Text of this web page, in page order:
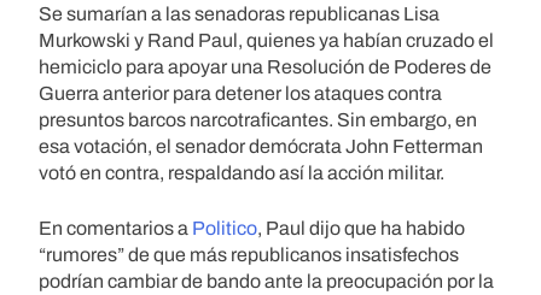
Se sumarían a las senadoras republicanas Lisa
Murkowski y Rand Paul, quienes ya habían cruzado el
hemiciclo para apoyar una Resolución de Poderes de
Guerra anterior para detener los ataques contra
presuntos barcos narcotraficantes. Sin embargo, en
esa votación, el senador demócrata John Fetterman
votó en contra, respaldando así la acción militar.
En comentarios a Politico, Paul dijo que ha habido
“rumores” de que más republicanos insatisfechos
podrían cambiar de bando ante la preocupación por la